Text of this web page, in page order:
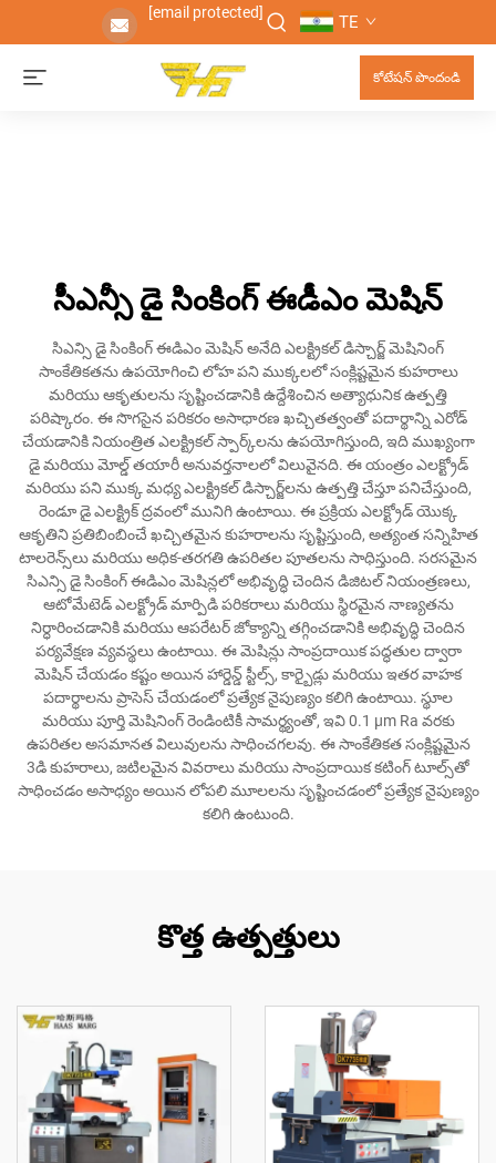
[email protected] TE
కోటేషన్ పొందండి
సీఎన్సీ డై సింకింగ్ ఈడీఎం మెషిన్
సిఎన్సి డై సింకింగ్ ఈడిఎం మెషిన్ అనేది ఎలక్ట్రికల్ డిస్చార్జ్ మెషినింగ్
సాంకేతికతను ఉపయోగించి లోహ పని ముక్కలలో సంక్లిష్టమైన కుహరాలు
మరియు ఆకృతులను సృష్టించడానికి ఉద్దేశించిన అత్యాధునిక ఉత్పత్తి
పరిష్కారం. ఈ సొగసైన పరికరం అసాధారణ ఖచ్చితత్వంతో పదార్థాన్ని ఎరోడ్
చేయడానికి నియంత్రిత ఎలక్ట్రికల్ స్పార్క్‌లను ఉపయోగిస్తుంది, ఇది ముఖ్యంగా
డై మరియు మోల్డ్ తయారీ అనువర్తనాలలో విలువైనది. ఈ యంత్రం ఎలక్ట్రోడ్
మరియు పని ముక్క మధ్య ఎలక్ట్రికల్ డిస్చార్జ్‌లను ఉత్పత్తి చేస్తూ పనిచేస్తుంది,
రెండూ డై ఎలక్ట్రిక్ ద్రవంలో మునిగి ఉంటాయి. ఈ ప్రక్రియ ఎలక్ట్రోడ్ యొక్క
ఆకృతిని ప్రతిబింబించే ఖచ్చితమైన కుహరాలను సృష్టిస్తుంది, అత్యంత సన్నిహిత
టాలరెన్స్‌లు మరియు అధిక-తరగతి ఉపరితల పూతలను సాధిస్తుంది. సరసమైన
సిఎన్సి డై సింకింగ్ ఈడిఎం మెషిన్లలో అభివృద్ధి చెందిన డిజిటల్ నియంత్రణలు,
ఆటోమేటెడ్ ఎలక్ట్రోడ్ మార్పిడి పరికరాలు మరియు స్థిరమైన నాణ్యతను
నిర్ధారించడానికి మరియు ఆపరేటర్ జోక్యాన్ని తగ్గించడానికి అభివృద్ధి చెందిన
పర్యవేక్షణ వ్యవస్థలు ఉంటాయి. ఈ మెషిన్లు సాంప్రదాయిక పద్ధతుల ద్వారా
మెషిన్ చేయడం కష్టం అయిన హార్డెన్డ్ స్టీల్స్, కార్బైడ్లు మరియు ఇతర వాహక
పదార్థాలను ప్రాసెస్ చేయడంలో ప్రత్యేక నైపుణ్యం కలిగి ఉంటాయి. స్థూల
మరియు పూర్తి మెషినింగ్ రెండింటికీ సామర్థ్యంతో, ఇవి 0.1 μm Ra వరకు
ఉపరితల అసమానత విలువులను సాధించగలవు. ఈ సాంకేతికత సంక్లిష్టమైన
3డి కుహరాలు, జటిలమైన వివరాలు మరియు సాంప్రదాయిక కటింగ్ టూల్స్‌తో
సాధించడం అసాధ్యం అయిన లోపలి మూలలను సృష్టించడంలో ప్రత్యేక నైపుణ్యం
కలిగి ఉంటుంది.
కొత్త ఉత్పత్తులు